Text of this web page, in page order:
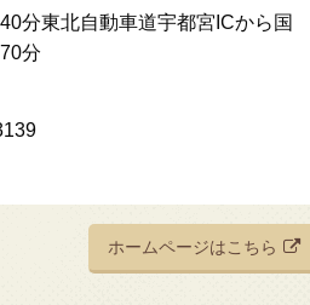
分東北自動車道宇都宮ICから国
分
ホームページはこちら